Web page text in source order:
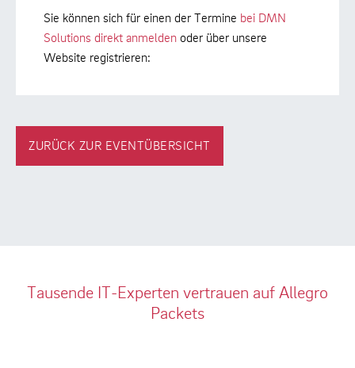
Sie können sich für einen der Termine bei DMN
Solutions direkt anmelden oder über unsere
Website registrieren:
ZURÜCK ZUR EVENTÜBERSICHT
Tausende IT-Experten vertrauen auf Allegro
Packets